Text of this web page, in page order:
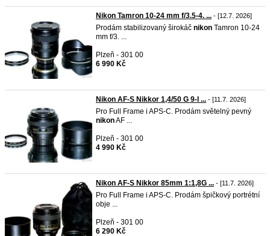
Nikon Tamron 10-24 mm f/3.5-4. ... - [12.7. 2026]
Prodám stabilizovaný širokáč nikon Tamron 10-24
mm f/3. ...
Plzeň - 301 00
6 990 Kč
Nikon AF-S Nikkor 1,4/50 G 9-l ... - [11.7. 2026]
Pro Full Frame i APS-C. Prodám světelný pevný
nikonAF ...
Plzeň - 301 00
4 990 Kč
Nikon AF-S Nikkor 85mm 1:1,8G ... - [11.7. 2026]
Pro Full Frame i APS-C. Prodám špičkový portrétní
obje ...
Plzeň - 301 00
6 290 Kč